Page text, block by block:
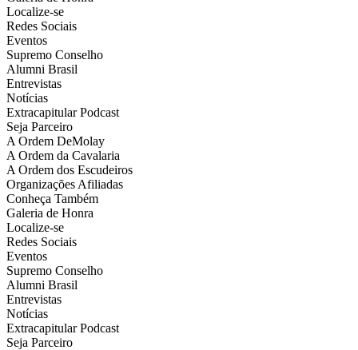
Localize-se
Redes Sociais
Eventos
Supremo Conselho
Alumni Brasil
Entrevistas
Notícias
Extracapitular Podcast
Seja Parceiro
A Ordem DeMolay
A Ordem da Cavalaria
A Ordem dos Escudeiros
Organizações Afiliadas
Conheça Também
Galeria de Honra
Localize-se
Redes Sociais
Eventos
Supremo Conselho
Alumni Brasil
Entrevistas
Notícias
Extracapitular Podcast
Seja Parceiro